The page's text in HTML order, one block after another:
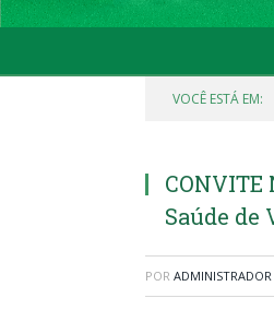
VOCÊ ESTÁ EM:
CONVITE
Saúde de
POR ADMINISTRADOR